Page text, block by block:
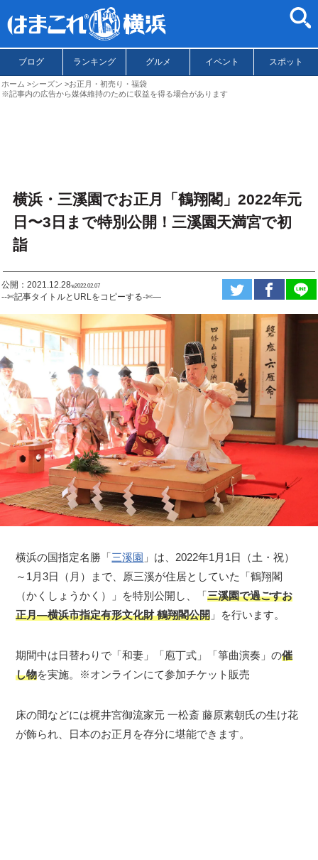
ブログ ランキング グルメ イベント スポット
ホーム シーズン
お正月・初売り・福袋
※記事内の広告から媒体維持のために収益を得る場合があります
横浜・三溪園でお正月「鶴翔閣」2022年元
日〜3日まで特別公開！三溪園天満宮で初
詣
公開：2021.12.28ಇ2022.02.07
--✄記事タイトルとURLをコピーする-✄—
横浜の国指定名勝「三溪園 」は、2022年1月1日（土・祝）
～1月3日（月）まで、原三溪が住居としていた「鶴翔閣
（かくしょうかく）」を特別公開し、「三溪園で過ごすお
正月―横浜市指定有形文化財 鶴翔閣公開 」を行います。
期間中は日替わりで「和妻」「庖丁式」「箏曲演奏」の催
し物を実施。※オンラインにて参加チケット販売
床の間などには梶井宮御流家元 一松斎 藤原素朝氏の生け花
が飾られ、日本のお正月を存分に堪能できます。